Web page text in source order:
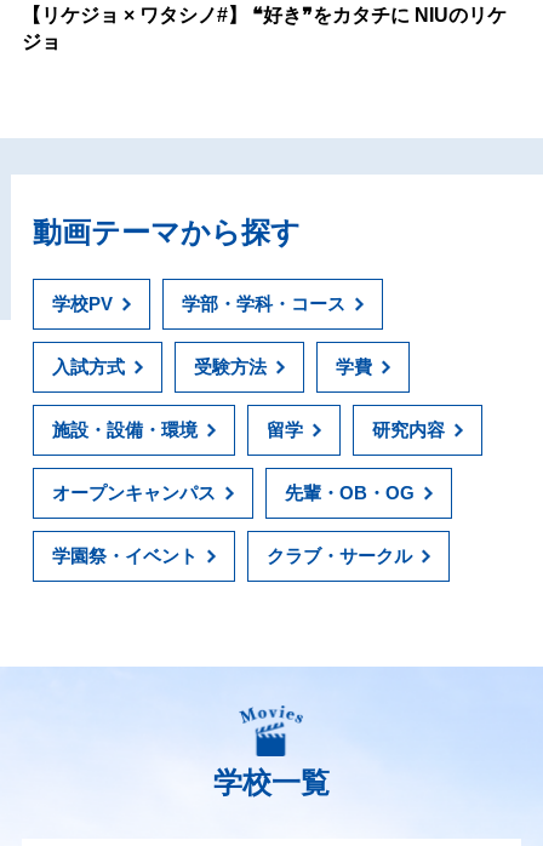
【リケジョ × ワタシノ#】 ❝好き❞をカタチに NIUのリケ
ジョ
動画テーマから探す
学校PV 学部・学科・コース
入試方式 受験方法 学費
施設・設備・環境 留学 研究内容
オープンキャンパス 先輩・OB・OG
学園祭・イベント クラブ・サークル
学校一覧